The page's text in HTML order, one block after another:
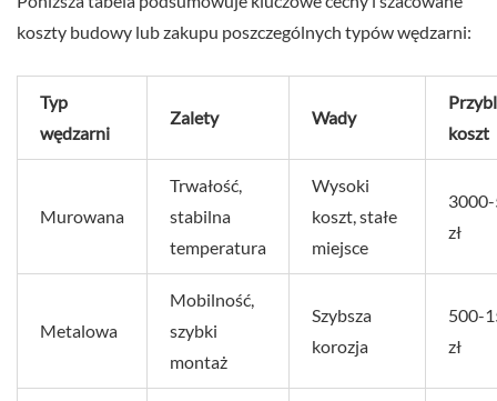
koszty budowy lub zakupu poszczególnych typów wędzarni:
Typ
wędzarni
Zalety Wady
koszt
Murowana
Trwałość,
stabilna
temperatura
Wysoki
koszt, stałe
miejsce
zł
Metalowa
Mobilność,
szybki
montaż
Szybsza
korozja
500-
zł